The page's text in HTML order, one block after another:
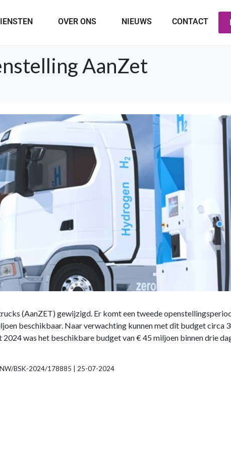
OVER ONS NIEUWS CONTACT
AanZet
(AanZET) gewijzigd. Er komt een tweede
beschikbaar. Naar verwachting kunnen met dit budget circa
was het beschikbare budget van € 45 miljoen binnen drie
BSK-2024/178885 | 25-07-2024